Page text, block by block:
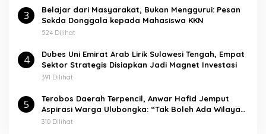
3
Belajar dari Masyarakat, Bukan Menggurui: Pesan
Sekda Donggala kepada Mahasiswa KKN
524 Dilihat
4
Dubes Uni Emirat Arab Lirik Sulawesi Tengah, Empat
Sektor Strategis Disiapkan Jadi Magnet Investasi
391 Dilihat
5
Terobos Daerah Terpencil, Anwar Hafid Jemput
Aspirasi Warga Ulubongka: “Tak Boleh Ada Wilayah
yang Tertinggal”
310 Dilihat